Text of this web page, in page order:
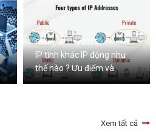
Friday, 07/11/2025
IP tĩnh khác IP động như
thế nào ? Ưu điểm và
nhược điểm
Xem tất cả